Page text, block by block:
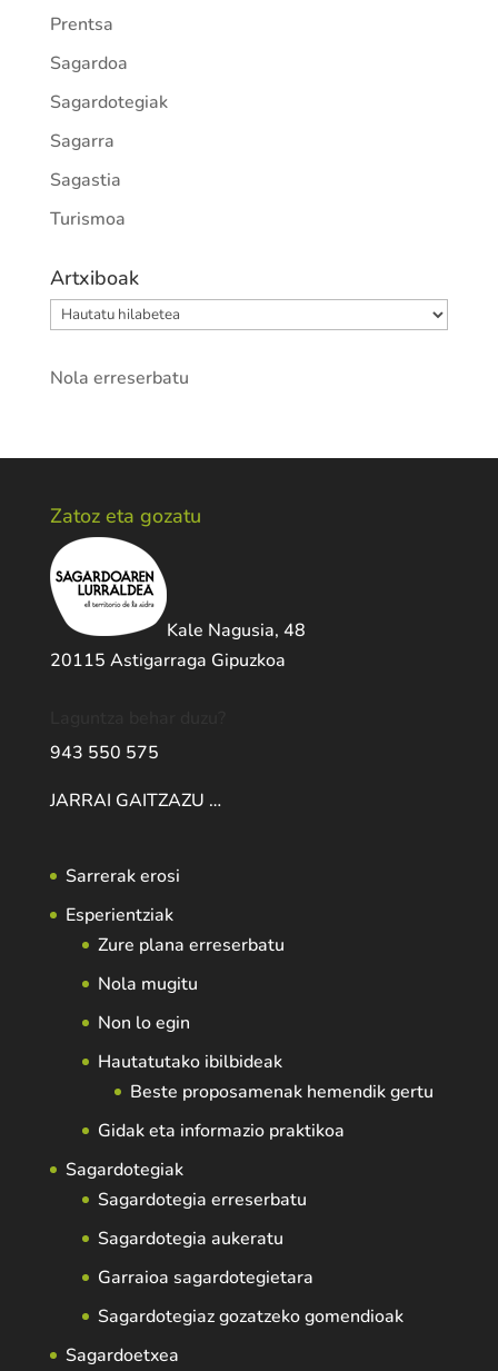
Prentsa
Sagardoa
Sagardotegiak
Sagarra
Sagastia
Turismoa
Artxiboak
Artxiboak
Nola erreserbatu
Zatoz eta gozatu
Kale Nagusia, 48
20115 Astigarraga Gipuzkoa
943 550 575
JARRAI GAITZAZU …
Sarrerak erosi
Esperientziak
Zure plana erreserbatu
Nola mugitu
Non lo egin
Hautatutako ibilbideak
Beste proposamenak hemendik gertu
Gidak eta informazio praktikoa
Sagardotegiak
Sagardotegia erreserbatu
Sagardotegia aukeratu
Garraioa sagardotegietara
Sagardotegiaz gozatzeko gomendioak
Sagardoetxea